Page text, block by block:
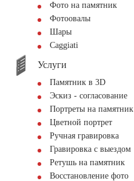
Фото на памятник
Фотоовалы
Шары
Сaggiati
Услуги
Памятник в 3D
Эскиз - согласование
Портреты на памятник
Цветной портрет
Ручная гравировка
Гравировка с выездом
Ретушь на памятник
Восстановление фото